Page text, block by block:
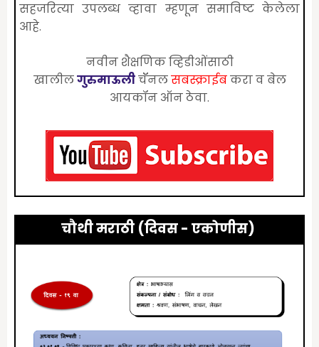
सहजरित्या उपलब्ध व्हावा म्हणून समाविष्ट केलेला
आहे.
नवीन शैक्षणिक व्हिडीओंंसाठी
खालीलगुरुमाऊलीचॅॅनलसबस्क्राईबकरा व बेल
आयकॉन ऑन ठेवा.
चौथी मराठी (दिवस - एकोणीस)